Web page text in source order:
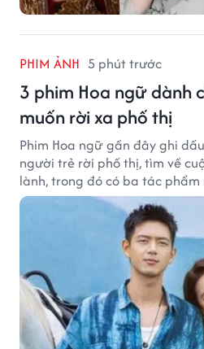
PHIM ẢNH 5 phút trước
3 phim Hoa ngữ dành
muốn rời xa phố thị
Phim Hoa ngữ gần đây ghi
người trẻ rời phố thị, tìm về
lành, trong đó có ba tác phẩm